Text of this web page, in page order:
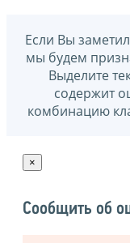
Если Вы
мы будем
Выделите
содержит
комбинацию
×
Сообщить об